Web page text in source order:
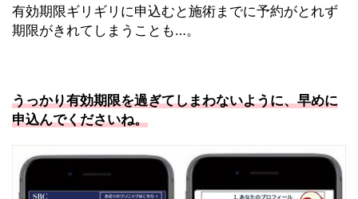
有効期限ギリギリに申込むと施術までに予約がとれず
期限がきれてしまうことも…。
うっかり有効期限を過ぎてしまわないように、早めに
申込んでくださいね。